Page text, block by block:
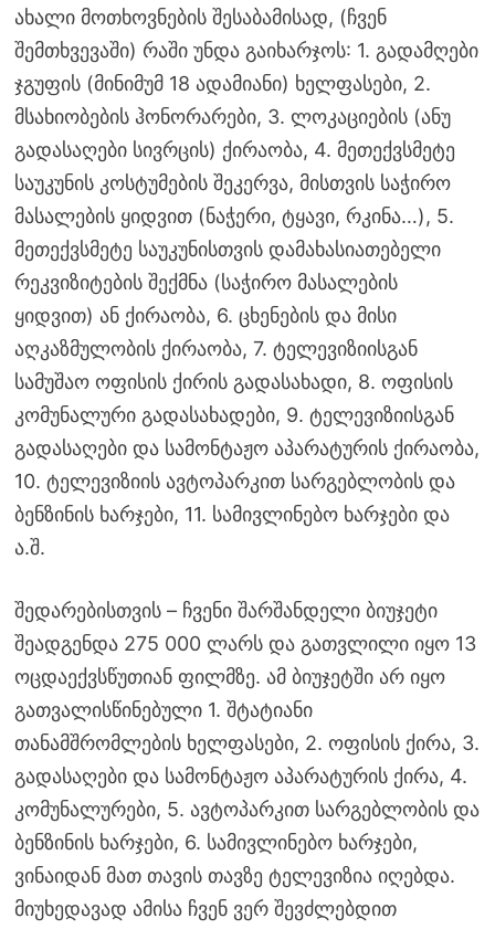
ახალი მოთხოვნების შესაბამისად, (ჩვენ
შემთხვევაში) რაში უნდა გაიხარჯოს: 1. გადამღები
ჯგუფის (მინიმუმ 18 ადამიანი) ხელფასები, 2.
მსახიობების ჰონორარები, 3. ლოკაციების (ანუ
გადასაღები სივრცის) ქირაობა, 4. მეთექვსმეტე
საუკუნის კოსტუმების შეკერვა, მისთვის საჭირო
მასალების ყიდვით (ნაჭერი, ტყავი, რკინა…), 5.
მეთექვსმეტე საუკუნისთვის დამახასიათებელი
რეკვიზიტების შექმნა (საჭირო მასალების
ყიდვით) ან ქირაობა, 6. ცხენების და მისი
აღკაზმულობის ქირაობა, 7. ტელევიზიისგან
სამუშაო ოფისის ქირის გადასახადი, 8. ოფისის
კომუნალური გადასახადები, 9. ტელევიზიისგან
გადასაღები და სამონტაჟო აპარატურის ქირაობა,
10. ტელევიზიის ავტოპარკით სარგებლობის და
ბენზინის ხარჯები, 11. სამივლინებო ხარჯები და
ა.შ.
შედარებისთვის – ჩვენი შარშანდელი ბიუჯეტი
შეადგენდა 275 000 ლარს და გათვლილი იყო 13
ოცდაექვსწუთიან ფილმზე. ამ ბიუჯეტში არ იყო
გათვალისწინებული 1. შტატიანი
თანამშრომლების ხელფასები, 2. ოფისის ქირა, 3.
გადასაღები და სამონტაჟო აპარატურის ქირა, 4.
კომუნალურები, 5. ავტოპარკით სარგებლობის და
ბენზინის ხარჯები, 6. სამივლინებო ხარჯები,
ვინაიდან მათ თავის თავზე ტელევიზია იღებდა.
მიუხედავად ამისა ჩვენ ვერ შევძლებდით